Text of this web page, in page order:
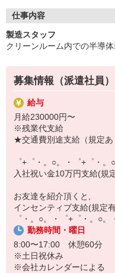
充実の福利厚生、各種施設
お仕事以外も充実させたい
▼オフィスワーク
▼工場・製造・軽作業系
機械/食品製造・梱包・仕
▼美容系
眉毛サロンのアイブロウ
法人営業・アパレル販売
▼人気案件も多数♪
上場/優良/大手企業など
【スマホ面接実施中】
￣￣￣￣￣￣￣￣￣
自宅に居ながらスマホでカ
オンライン面談なのでスピ
即日登録もOK♪
仕事内容
製造スタッフ
クリーンルーム内での半導
募集情報（派遣社員）
給与
月給230000円〜
※残業代支給
★交通費別途支給（規定あ
゜+゜・。○。・゜+゜・。
入社祝い金10万円支給(規
お友達を紹介頂くと,
インセンティブ支給(規定
゜・。○。・゜+゜・。○。
勤務時間・曜日
8:00〜17:00 休憩60分
※土日祝休み
※会社カレンダーによる